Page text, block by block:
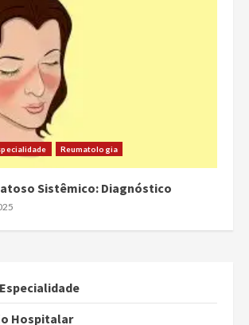
Reumatologia
Sistêmico: Diagnóstico
Hospitalar